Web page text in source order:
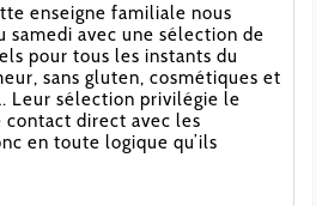
enseigne familiale nous
samedi avec une sélection de
pour tous les instants du
sans gluten, cosmétiques et
Leur sélection privilégie le
contact direct avec les
en toute logique qu’ils